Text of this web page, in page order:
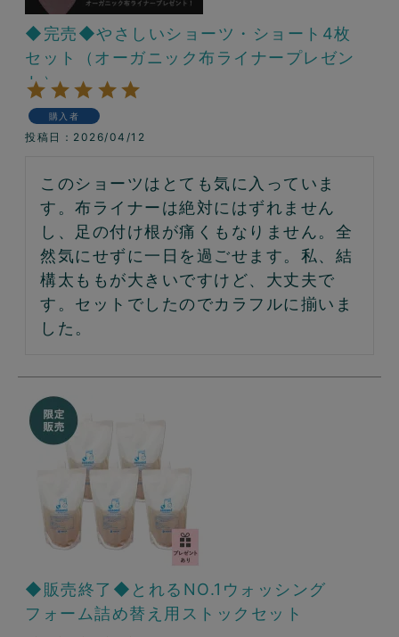
◆完売◆やさしいショーツ・ショート4枚
セット（オーガニック布ライナープレゼン
ト）
購入者
投稿日 2026/04/12
このショーツはとても気に入っていま
す。布ライナーは絶対にはずれません
し、足の付け根が痛くもなりません。全
然気にせずに一日を過ごせます。私、結
構太ももが大きいですけど、大丈夫で
す。セットでしたのでカラフルに揃いま
した。
◆販売終了◆とれるNO.1ウォッシング
フォーム詰め替え用ストックセット